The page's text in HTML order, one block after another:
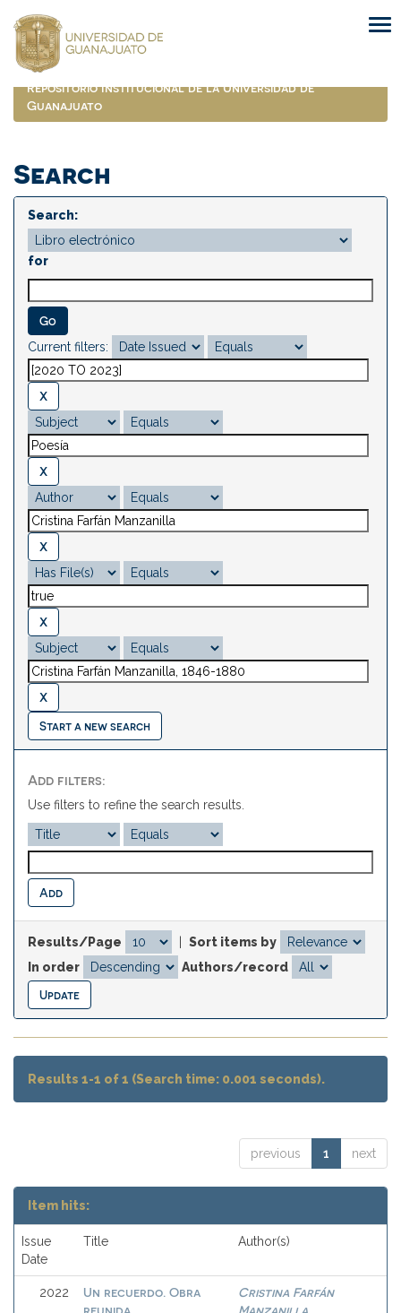
navigation
Repositorio Institucional de la Universidad de
Guanajuato
Search
Search:
for
Current filters:
Start a new search
Add filters:
Use filters to refine the search results.
Results/Page
Sort items by
In order
Authors/record
Results 1-1 of 1 (Search time: 0.001 seconds).
previous 1 next
Item hits:
Issue
Date
Title Author(s)
2022
Un recuerdo. Obra
reunida
Cristina Farfán
Manzanilla